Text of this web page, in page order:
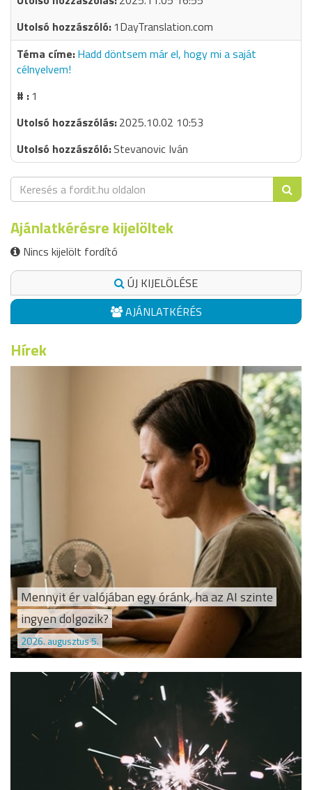
1DayTranslation.com
Hadd döntsem már el, hogy mi a saját
célnyelvem!
1
2025.10.02 10:53
Stevanovic Iván
Ajánlatkérésre kijelöltek
Nincs kijelölt fordító
ÚJ KIJELÖLÉSE
AJÁNLATKÉRÉS
Hírek
Mennyit ér valójában egy óránk, ha az AI szinte
ingyen dolgozik?
2026. augusztus 5.